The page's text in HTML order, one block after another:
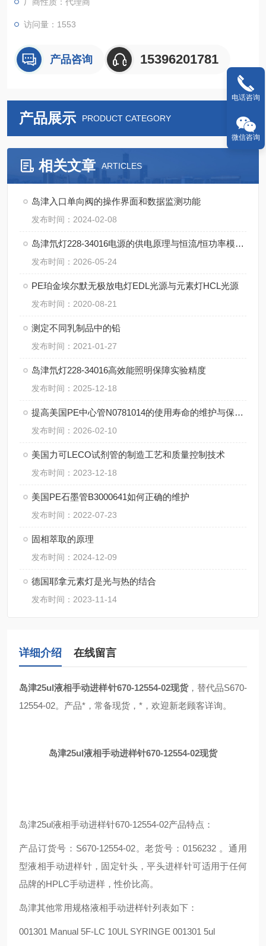
访问量：1553
产品咨询 15396201781
产品展示 PRODUCT CATEGORY
相关文章 ARTICLES
岛津入口单向阀的操作界面和数据监测功能
发布时间：2024-02-08
岛津氘灯228-34016电源的供电原理与恒流/恒功率模式对灯寿命的影响
发布时间：2026-05-24
PE珀金埃尔默无极放电灯EDL光源与元素灯HCL光源
发布时间：2020-08-21
测定不同乳制品中的铅
发布时间：2021-01-27
岛津氘灯228-34016高效能照明保障实验精度
发布时间：2025-12-18
提高美国PE中心管N0781014的使用寿命的维护与保养建议
发布时间：2026-02-10
美国力可LECO试剂管的制造工艺和质量控制技术
发布时间：2023-12-18
美国PE石墨管B3000641如何正确的维护
发布时间：2022-07-23
固相萃取的原理
发布时间：2024-12-09
德国耶拿元素灯是光与热的结合
发布时间：2023-11-14
详细介绍 在线留言
岛津25ul液相手动进样针670-12554-02现货，替代品S670-
12554-02。产品*，常备现货，*，欢迎新老顾客详询。
岛津25ul液相手动进样针670-12554-02现货
岛津25ul液相手动进样针670-12554-02产品特点：
产品订货号：S670-12554-02。老货号：0156232 。通用
型液相手动进样针，固定针头，平头进样针可适用于任何
品牌的HPLC手动进样，性价比高。
岛津其他常用规格液相手动进样针列表如下：
001301 Manual 5F-LC 10UL SYRINGE 001301 5ul
电话咨询
微信咨询